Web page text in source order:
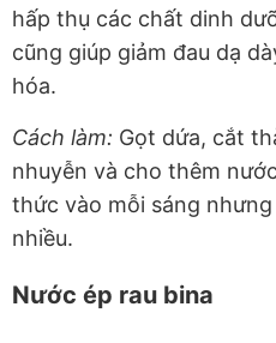
hấp thụ các chất dinh
cũng giúp giảm đau dạ
hóa.
Cách làm: Gọt dứa, cắt
nhuyễn và cho thêm
thức vào mỗi sáng
nhiều.
Nước ép rau bina